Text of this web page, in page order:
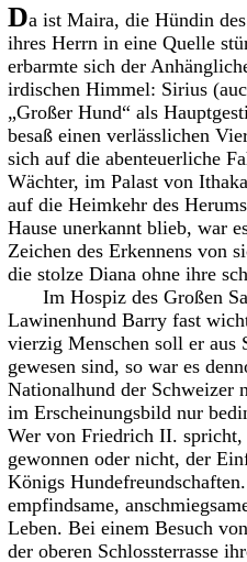
Da ist Maira, die Hündin
ihres Herrn in eine Quelle
erbarmte sich der
irdischen Himmel: Sirius
„Großer Hund“ als
besaß einen verlässlichen
sich auf die abenteuerliche
Wächter, im Palast von
auf die Heimkehr des
Hause unerkannt blieb, war
Zeichen des Erkennens von
die stolze Diana ohne ihre
Im Hospiz des Großen
Lawinenhund Barry fast
vierzig Menschen soll er aus
gewesen sind, so war es
Nationalhund der Schweizer
im Erscheinungsbild nur
Wer von Friedrich II. spricht,
gewonnen oder nicht, der
Königs
empfindsame,
Leben. Bei einem Besuch
der oberen Schlossterrasse